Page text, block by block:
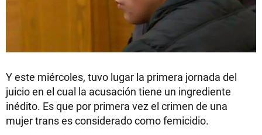
Y este miércoles, tuvo lugar la primera jornada del
juicio en el cual la acusación tiene un ingrediente
inédito. Es que por primera vez el crimen de una
mujer trans es considerado como femicidio.